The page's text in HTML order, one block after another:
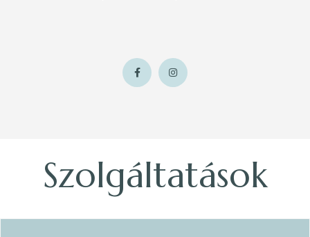
Szolgáltatások